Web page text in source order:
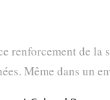
renforcement de la
Même dans un